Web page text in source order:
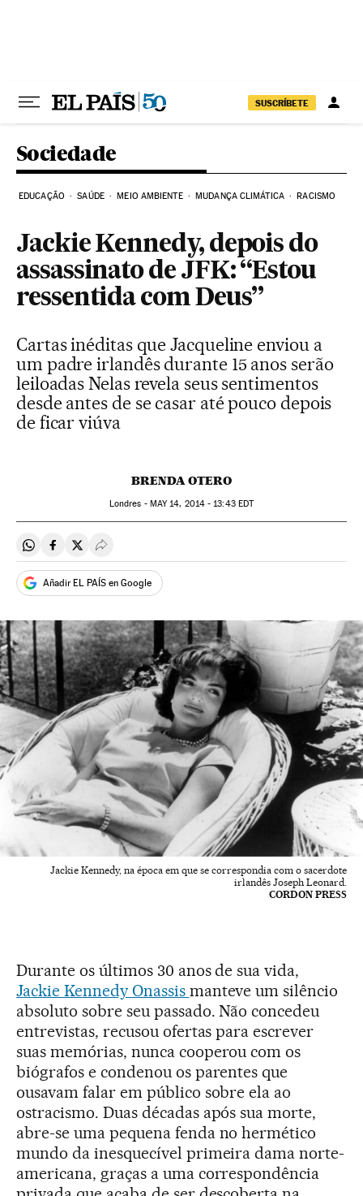
SUSCRÍBETE
Sociedade
EDUCAÇÃO SAÚDE MEIO AMBIENTE MUDANÇA CLIMÁTICA RACISMO
Jackie Kennedy, depois do
assassinato de JFK: “Estou
ressentida com Deus”
Cartas inéditas que Jacqueline enviou a
um padre irlandês durante 15 anos serão
leiloadas Nelas revela seus sentimentos
desde antes de se casar até pouco depois
de ficar viúva
BRENDA OTERO
Londres - MAY14, 2014 - 13:43EDT
Compartir en Whatsapp
Compartir en Facebook
Compartir en Twitter
Desplegar Redes Sociales
Añadir EL PAÍS en Google
Jackie Kennedy, na época em que se correspondia com o sacerdote
irlandês Joseph Leonard.
CORDON PRESS
Durante os últimos 30 anos de sua vida,
Jackie Kennedy Onassis manteve um silêncio
absoluto sobre seu passado. Não concedeu
entrevistas, recusou ofertas para escrever
suas memórias, nunca cooperou com os
biógrafos e condenou os parentes que
ousavam falar em público sobre ela ao
ostracismo. Duas décadas após sua morte,
abre-se uma pequena fenda no hermético
mundo da inesquecível primeira dama norte-
americana, graças a uma correspondência